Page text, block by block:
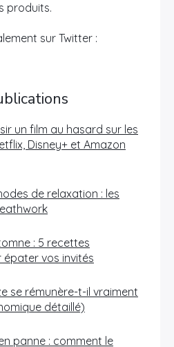
produits.
sur Twitter :
un film au hasard sur les
Disney+ et Amazon
de relaxation : les
: 5 recettes
épater vos invités
se rémunère-t-il vraiment
détaillé)
panne : comment le